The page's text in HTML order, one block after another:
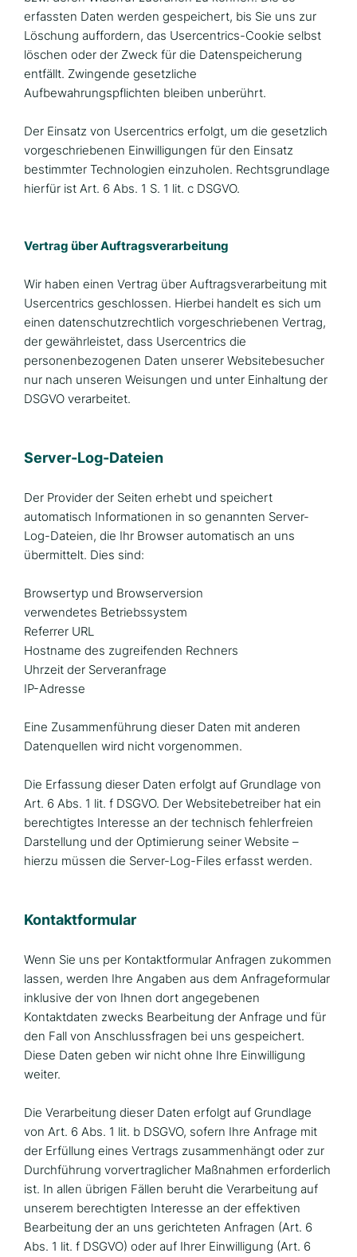
erfassten Daten werden gespeichert, bis Sie uns zur
Löschung auffordern, das Usercentrics-Cookie selbst
löschen oder der Zweck für die Datenspeicherung
entfällt. Zwingende gesetzliche
Aufbewahrungspflichten bleiben unberührt.
Der Einsatz von Usercentrics erfolgt, um die gesetzlich
vorgeschriebenen Einwilligungen für den Einsatz
bestimmter Technologien einzuholen. Rechtsgrundlage
hierfür ist Art. 6 Abs. 1 S. 1 lit. c DSGVO.
Vertrag über Auftragsverarbeitung
Wir haben einen Vertrag über Auftragsverarbeitung mit
Usercentrics geschlossen. Hierbei handelt es sich um
einen datenschutzrechtlich vorgeschriebenen Vertrag,
der gewährleistet, dass Usercentrics die
personenbezogenen Daten unserer Websitebesucher
nur nach unseren Weisungen und unter Einhaltung der
DSGVO verarbeitet.
Server-Log-Dateien
Der Provider der Seiten erhebt und speichert
automatisch Informationen in so genannten Server-
Log-Dateien, die Ihr Browser automatisch an uns
übermittelt. Dies sind:
Browsertyp und Browserversion
verwendetes Betriebssystem
Referrer URL
Hostname des zugreifenden Rechners
Uhrzeit der Serveranfrage
IP-Adresse
Eine Zusammenführung dieser Daten mit anderen
Datenquellen wird nicht vorgenommen.
Die Erfassung dieser Daten erfolgt auf Grundlage von
Art. 6 Abs. 1 lit. f DSGVO. Der Websitebetreiber hat ein
berechtigtes Interesse an der technisch fehlerfreien
Darstellung und der Optimierung seiner Website –
hierzu müssen die Server-Log-Files erfasst werden.
Kontaktformular
Wenn Sie uns per Kontaktformular Anfragen zukommen
lassen, werden Ihre Angaben aus dem Anfrageformular
inklusive der von Ihnen dort angegebenen
Kontaktdaten zwecks Bearbeitung der Anfrage und für
den Fall von Anschlussfragen bei uns gespeichert.
Diese Daten geben wir nicht ohne Ihre Einwilligung
weiter.
Die Verarbeitung dieser Daten erfolgt auf Grundlage
von Art. 6 Abs. 1 lit. b DSGVO, sofern Ihre Anfrage mit
der Erfüllung eines Vertrags zusammenhängt oder zur
Durchführung vorvertraglicher Maßnahmen erforderlich
ist. In allen übrigen Fällen beruht die Verarbeitung auf
unserem berechtigten Interesse an der effektiven
Bearbeitung der an uns gerichteten Anfragen (Art. 6
Abs. 1 lit. f DSGVO) oder auf Ihrer Einwilligung (Art. 6